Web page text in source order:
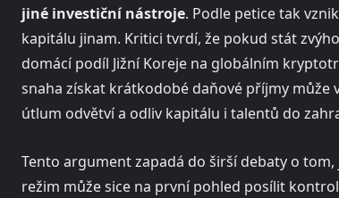
jiné investiční nástroje. Podle petice tak
kapitálu jinam. Kritici tvrdí, že pokud stát
domácí podíl Jižní Koreje na globálním
snaha získat krátkodobé daňové příjmy může
útlum odvětví a odliv kapitálu i talentů do
Tento argument zapadá do širší debaty o
režim může sice na první pohled posílit